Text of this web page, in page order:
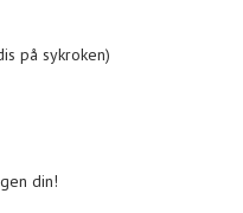
på sykroken)
din!